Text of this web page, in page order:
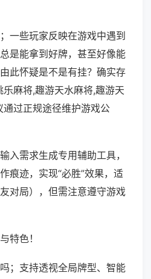
一些玩家反映在游戏中遇到
是能拿到好牌，甚至好像能
此怀疑是不是有挂？确实存
麻将,趣游天水麻将,趣游天
过正规途径维护游戏公
入需求生成专用辅助工具，
痕迹，实现“必胜”效果，适
对局），但需注意遵守游戏
特色！
；支持透视全局牌型、智能